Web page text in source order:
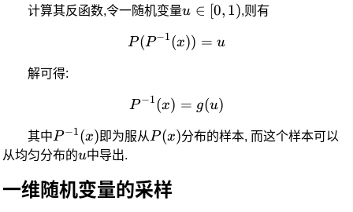
计算其反函数,令一随机变量u
[0,1)
u ∈ [0, 1),则有
P(P^{-1}(x)) = u
P(P−1(x)) = u
解可得:
P^{-1}(x) = g(u)
P −1(x) = g(u)
其中P^{-1}
(x)
P−1(x) 即为服从P(x)
P(x)分布的样本, 而这个样本可以
从均匀分布的u
u中导出.
一维随机变量的采样